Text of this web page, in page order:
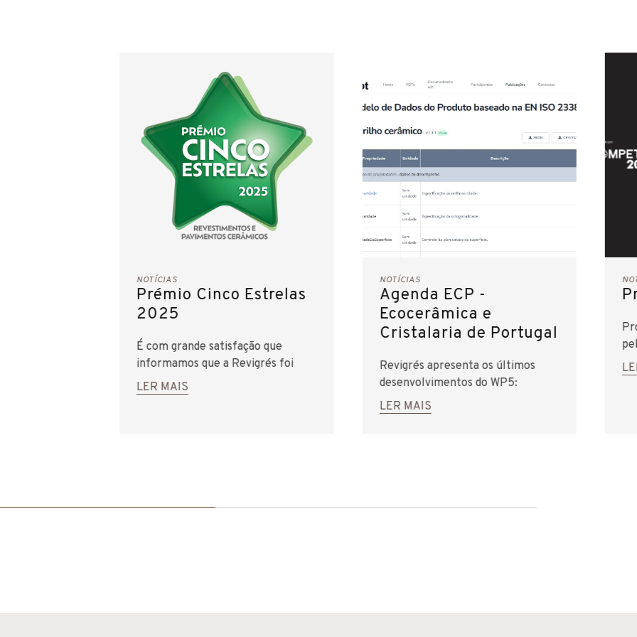
NOTÍCIAS
Prémio Cinco Estrelas
2025
É com grande satisfação que
informamos que a Revigrés foi
novamente distinguida com o
Prémio "Cinco Estrelas" 2025
LER MAIS
NOTÍCIAS
Agenda ECP -
Ecocerâmica e
Cristalaria de Portugal
Revigrés apresenta os últimos
desenvolvimentos do WP5:
transição digital do setor cerâmico.
LER MAIS